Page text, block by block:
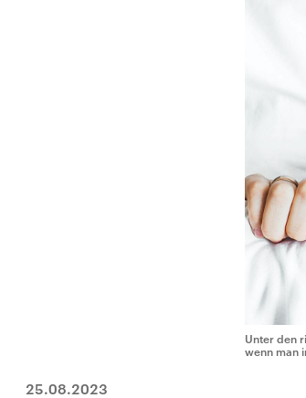
Unter den
wenn man
25.08.2023